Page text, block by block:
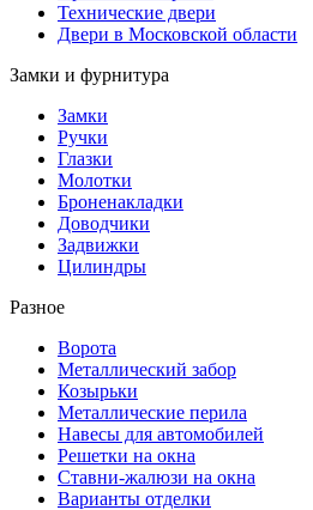
Технические двери
Двери в Московской области
Замки и фурнитура
Замки
Ручки
Глазки
Молотки
Броненакладки
Доводчики
Задвижки
Цилиндры
Разное
Ворота
Металлический забор
Козырьки
Металлические перила
Навесы для автомобилей
Решетки на окна
Ставни-жалюзи на окна
Варианты отделки